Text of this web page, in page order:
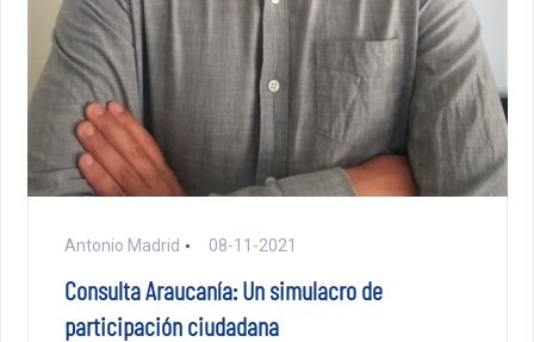
Antonio Madrid 08-11-2021
Consulta Araucanía: Un simulacro de
participación ciudadana